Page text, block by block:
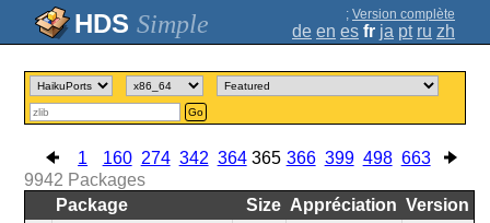
Simple ; Version complète
de en es fr ja pt ru zh
Go
1 160 274 342 364 365 366 399 498 663
9942 Packages
Package
Size Appréciation Version